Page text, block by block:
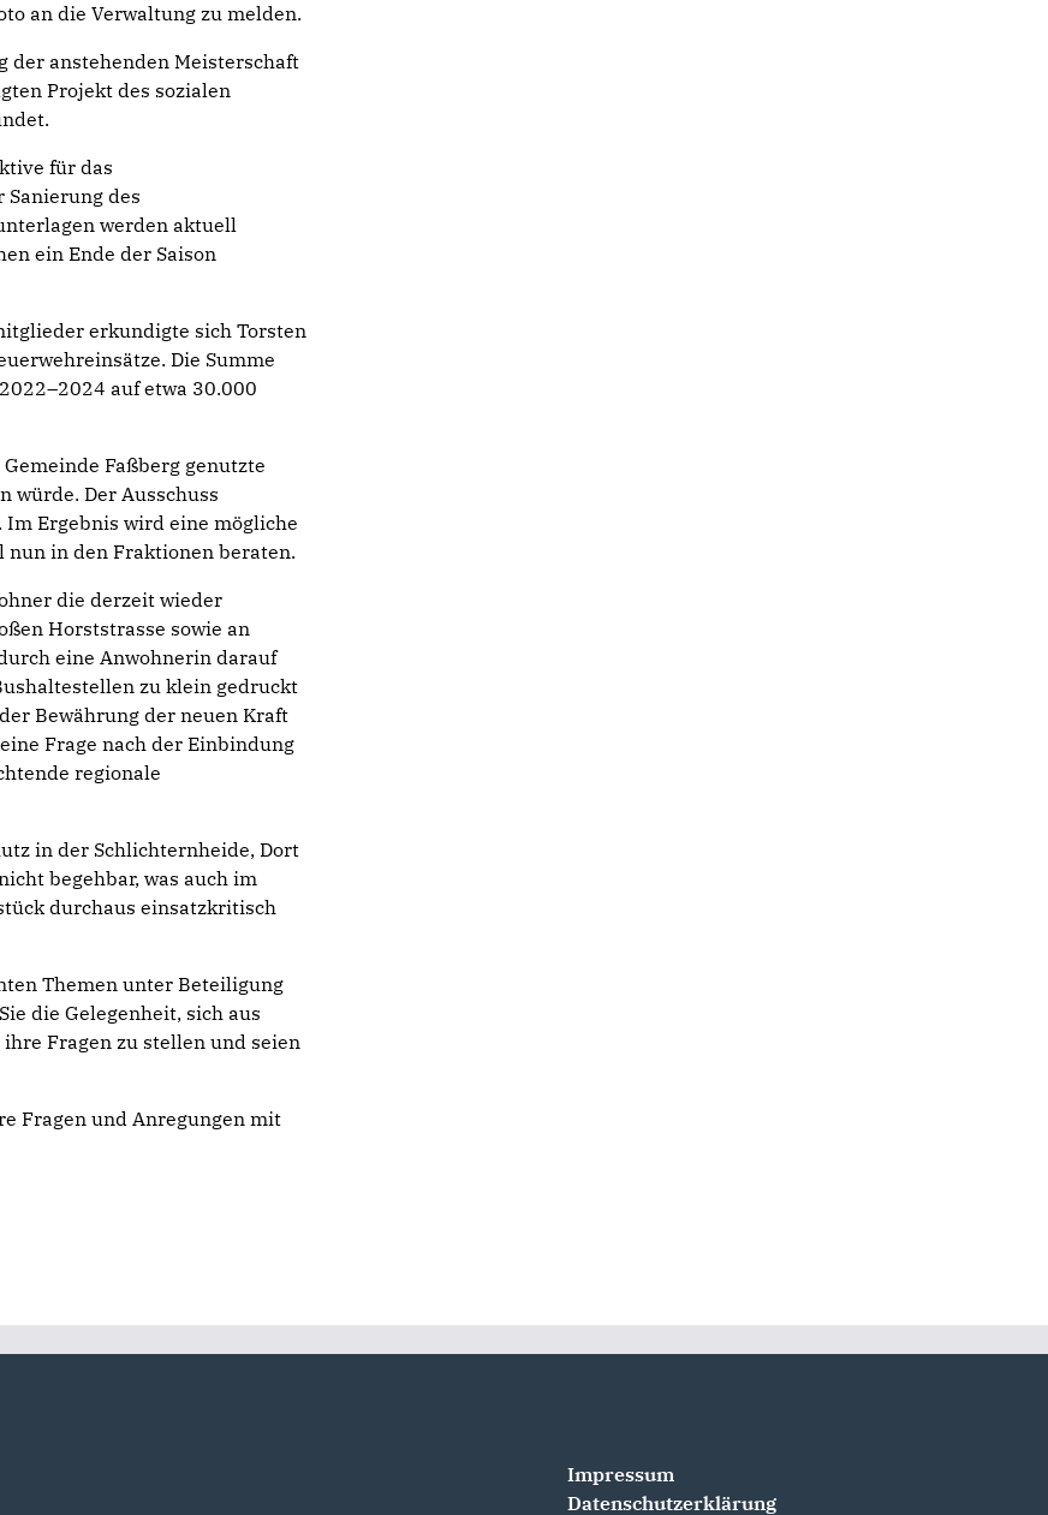
an die Verwaltung zu melden.
der anstehenden Meisterschaft
Projekt des sozialen
für das
des
werden aktuell
ein Ende der Saison
erkundigte sich Torsten
Die Summe
auf etwa 30.000
Faßberg genutzte
würde. Der Ausschuss
Ergebnis wird eine mögliche
in den Fraktionen beraten.
die derzeit wieder
Horststrasse sowie an
eine Anwohnerin darauf
zu klein gedruckt
Bewährung der neuen Kraft
Frage nach der Einbindung
regionale
in der Schlichternheide, Dort
begehbar, was auch im
durchaus einsatzkritisch
Themen unter Beteiligung
die Gelegenheit, sich aus
Fragen zu stellen und seien
Fragen und Anregungen mit
Impressum
Datenschutzerklärung